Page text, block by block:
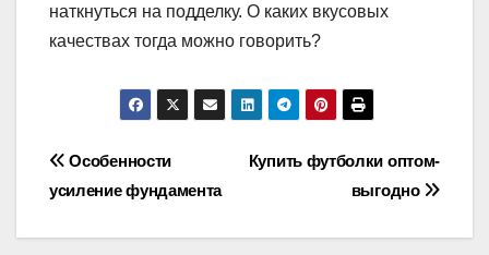
наткнуться на подделку. О каких вкусовых
качествах тогда можно говорить?
Навигация
по
Купить футболки оптом-
выгодно
Особенности
усиление фундамента